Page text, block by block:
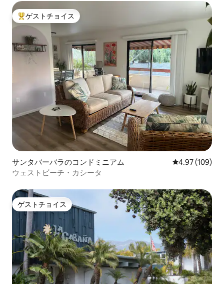
大好評のゲストチョイスです。
ゲストチョイス
サンタバーバラのコンドミニアム レビュー109
4.97 (109)
ウェストビーチ・カシータ
ゲストチョイス
ゲストチョイス